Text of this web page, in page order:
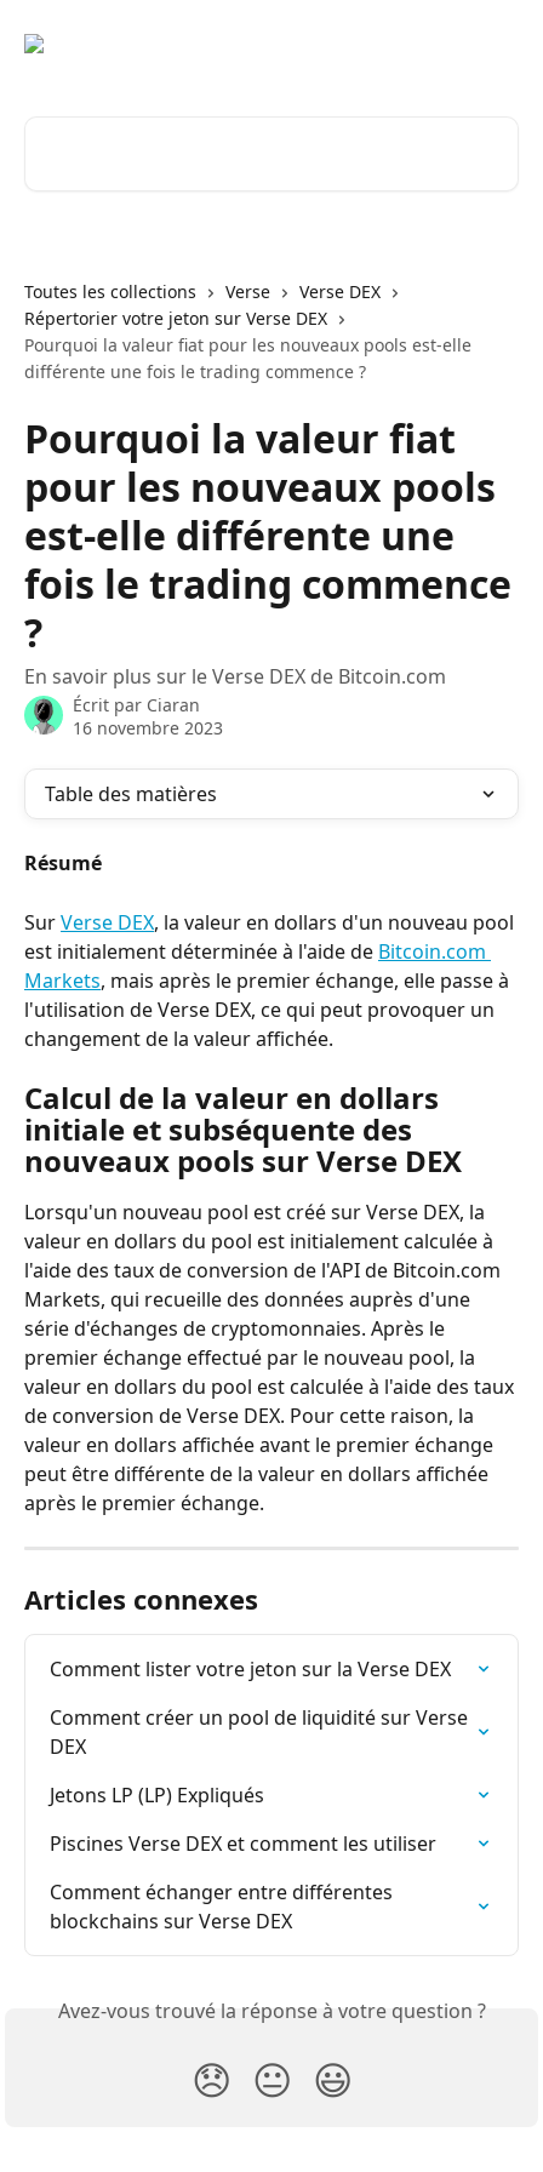
Toutes les collections Verse
Verse DEX
Répertorier votre jeton sur Verse DEX
Pourquoi la valeur fiat pour les nouveaux pools est-elle
différente une fois le trading commence ?
Pourquoi la valeur fiat
pour les nouveaux pools
est-elle différente une
fois le trading commence
?
En savoir plus sur le Verse DEX de Bitcoin.com
Écrit par Ciaran
16 novembre 2023
Table des matières
Résumé
Sur Verse DEX, la valeur en dollars d'un nouveau pool
est initialement déterminée à l'aide de Bitcoin.com
Markets, mais après le premier échange, elle passe à
l'utilisation de Verse DEX, ce qui peut provoquer un
changement de la valeur affichée.
Calcul de la valeur en dollars
initiale et subséquente des
nouveaux pools sur Verse DEX
Lorsqu'un nouveau pool est créé sur Verse DEX, la
valeur en dollars du pool est initialement calculée à
l'aide des taux de conversion de l'API de Bitcoin.com
Markets, qui recueille des données auprès d'une
série d'échanges de cryptomonnaies. Après le
premier échange effectué par le nouveau pool, la
valeur en dollars du pool est calculée à l'aide des taux
de conversion de Verse DEX. Pour cette raison, la
valeur en dollars affichée avant le premier échange
peut être différente de la valeur en dollars affichée
après le premier échange.
Articles connexes
Comment lister votre jeton sur la Verse DEX
Comment créer un pool de liquidité sur Verse
DEX
Jetons LP (LP) Expliqués
Piscines Verse DEX et comment les utiliser
Comment échanger entre différentes
blockchains sur Verse DEX
Avez-vous trouvé la réponse à votre question ?
😞 😐 😃